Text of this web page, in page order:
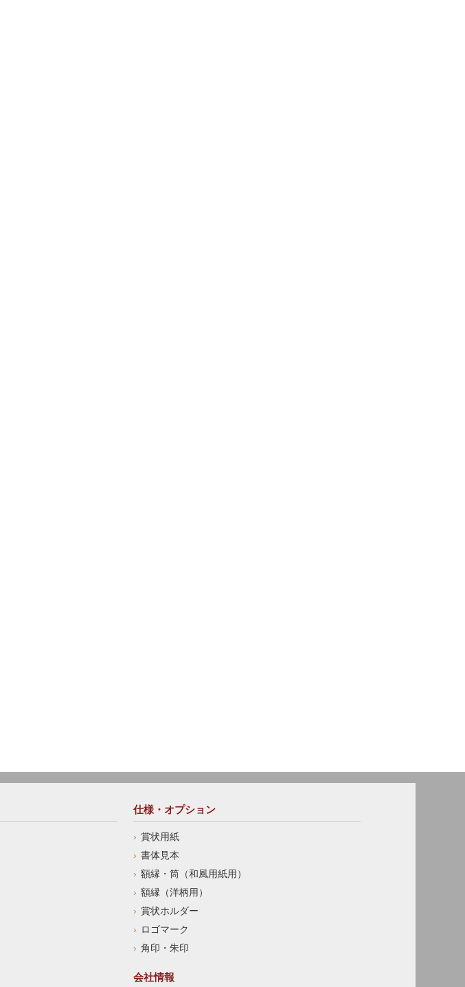
仕様・オプション
賞状用紙
書体見本
額縁・筒（和風用紙用）
額縁（洋柄用）
賞状ホルダー
ロゴマーク
角印・朱印
会社情報